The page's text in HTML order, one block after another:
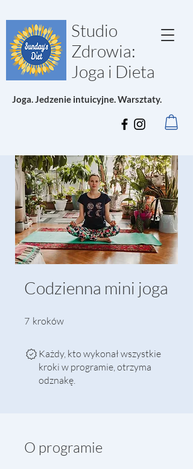
Studio
Zdrowia:
Joga i Dieta
Joga. Jedzenie intuicyjne. Warsztaty.
Codzienna mini joga
7 kroków
Każdy, kto wykonał wszystkie
kroki w programie, otrzyma
odznakę.
O programie